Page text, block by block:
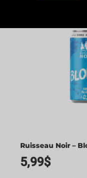
Ruisseau Noir –
5,99$